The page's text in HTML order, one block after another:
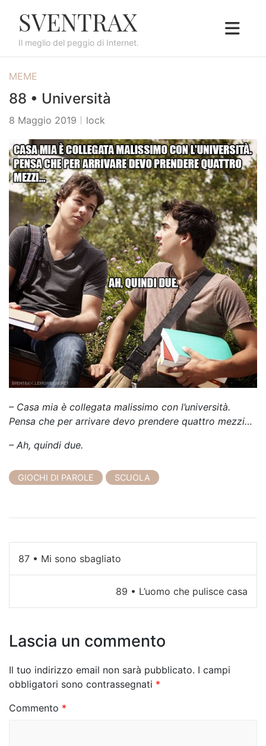
SVENTRAX
Il meglio del peggio di Internet.
MEME
88 • Università
8 Maggio 2019 lock
– Casa mia è collegata malissimo con l’università.
Pensa che per arrivare devo prendere quattro mezzi…
– Ah, quindi due.
GIOCHI DI PAROLE SCUOLA
N
a
g
a
z
i
87 • Mi sono sbagliato
89 • L’uomo che pulisce casa
Lascia un commento
Il tuo indirizzo email non sarà pubblicato. I campi
obbligatori sono contrassegnati *
Commento *